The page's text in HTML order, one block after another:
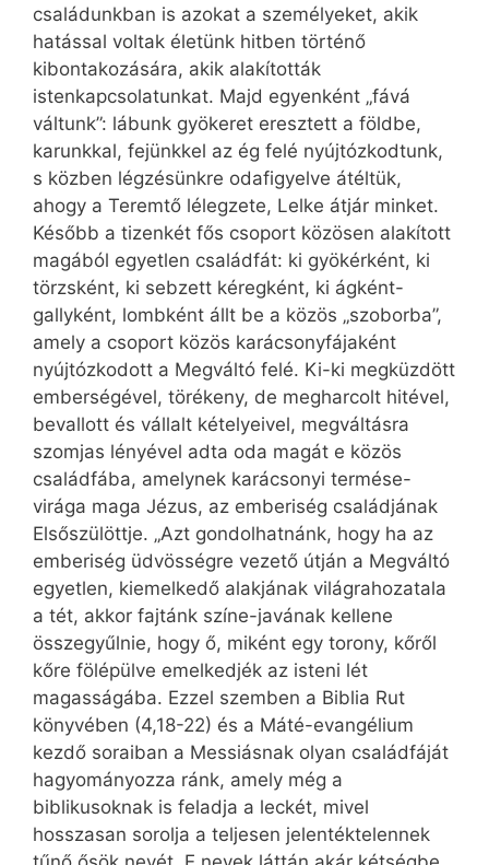
családunkban is azokat a személyeket, akik
hatással voltak életünk hitben történő
kibontakozására, akik alakították
istenkapcsolatunkat. Majd egyenként „fává
váltunk”: lábunk gyökeret eresztett a földbe,
karunkkal, fejünkkel az ég felé nyújtózkodtunk,
s közben légzésünkre odafigyelve átéltük,
ahogy a Teremtő lélegzete, Lelke átjár minket.
Később a tizenkét fős csoport közösen alakított
magából egyetlen családfát: ki gyökérként, ki
törzsként, ki sebzett kéregként, ki ágként-
gallyként, lombként állt be a közös „szoborba”,
amely a csoport közös karácsonyfájaként
nyújtózkodott a Megváltó felé. Ki-ki megküzdött
emberségével, törékeny, de megharcolt hitével,
bevallott és vállalt kételyeivel, megváltásra
szomjas lényével adta oda magát e közös
családfába, amelynek karácsonyi termése-
virága maga Jézus, az emberiség családjának
Elsőszülöttje. „Azt gondolhatnánk, hogy ha az
emberiség üdvösségre vezető útján a Megváltó
egyetlen, kiemelkedő alakjának világrahozatala
a tét, akkor fajtánk színe-javának kellene
összegyűlnie, hogy ő, miként egy torony, kőről
kőre fölépülve emelkedjék az isteni lét
magasságába. Ezzel szemben a Biblia Rut
könyvében (4,18-22) és a Máté-evangélium
kezdő soraiban a Messiásnak olyan családfáját
hagyományozza ránk, amely még a
biblikusoknak is feladja a leckét, mivel
hosszasan sorolja a teljesen jelentéktelennek